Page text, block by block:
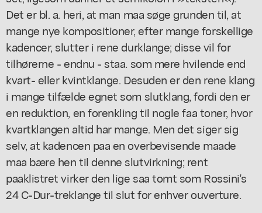
Det er bl. a. heri, at man maa søge grunden til, at
mange nye kompositioner, efter mange forskellige
kadencer, slutter i rene durklange; disse vil for
tilhørerne - endnu - staa. som mere hvilende end
kvart- eller kvintklange. Desuden er den rene klang
i mange tilfælde egnet som slutklang, fordi den er
en reduktion, en forenkling til nogle faa toner, hvor
kvartklangen altid har mange. Men det siger sig
selv, at kadencen paa en overbevisende maade
maa bære hen til denne slutvirkning; rent
paaklistret virker den lige saa tomt som Rossini's
24 C-Dur-treklange til slut for enhver ouverture.